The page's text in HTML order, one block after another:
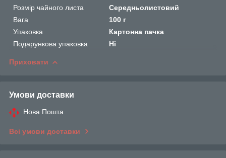
Розмір чайного листа
Середньолистовий
Вага
100 г
Упаковка
Картонна пачка
Подарункова упаковка
Ні
Приховати
Умови доставки
Нова Пошта
Всі умови доставки